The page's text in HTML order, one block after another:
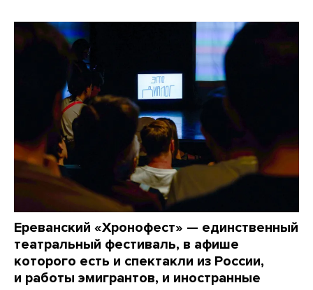
Ереванский «Хронофест» — единственный
театральный фестиваль, в афише
которого есть и спектакли из России,
и работы эмигрантов, и иностранные